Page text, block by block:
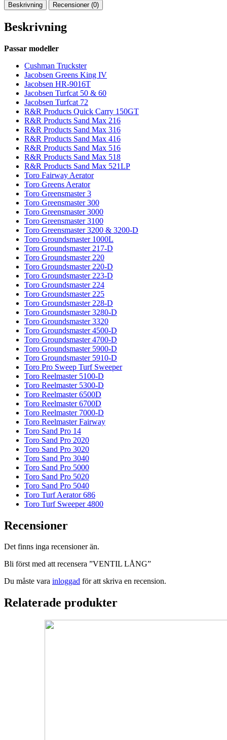
Beskrivning Recensioner (0)
Beskrivning
Passar modeller
Cushman Truckster
Jacobsen Greens King IV
Jacobsen HR-9016T
Jacobsen Turfcat 50 & 60
Jacobsen Turfcat 72
R&R Products Quick Carry 150GT
R&R Products Sand Max 216
R&R Products Sand Max 316
R&R Products Sand Max 416
R&R Products Sand Max 516
R&R Products Sand Max 518
R&R Products Sand Max 521LP
Toro Fairway Aerator
Toro Greens Aerator
Toro Greensmaster 3
Toro Greensmaster 300
Toro Greensmaster 3000
Toro Greensmaster 3100
Toro Greensmaster 3200 & 3200-D
Toro Groundsmaster 1000L
Toro Groundsmaster 217-D
Toro Groundsmaster 220
Toro Groundsmaster 220-D
Toro Groundsmaster 223-D
Toro Groundsmaster 224
Toro Groundsmaster 225
Toro Groundsmaster 228-D
Toro Groundsmaster 3280-D
Toro Groundsmaster 3320
Toro Groundsmaster 4500-D
Toro Groundsmaster 4700-D
Toro Groundsmaster 5900-D
Toro Groundsmaster 5910-D
Toro Pro Sweep Turf Sweeper
Toro Reelmaster 5100-D
Toro Reelmaster 5300-D
Toro Reelmaster 6500D
Toro Reelmaster 6700D
Toro Reelmaster 7000-D
Toro Reelmaster Fairway
Toro Sand Pro 14
Toro Sand Pro 2020
Toro Sand Pro 3020
Toro Sand Pro 3040
Toro Sand Pro 5000
Toro Sand Pro 5020
Toro Sand Pro 5040
Toro Turf Aerator 686
Toro Turf Sweeper 4800
Recensioner
Det finns inga recensioner än.
Bli först med att recensera ”VENTIL LÅNG”
Du måste vara inloggad för att skriva en recension.
Relaterade produkter